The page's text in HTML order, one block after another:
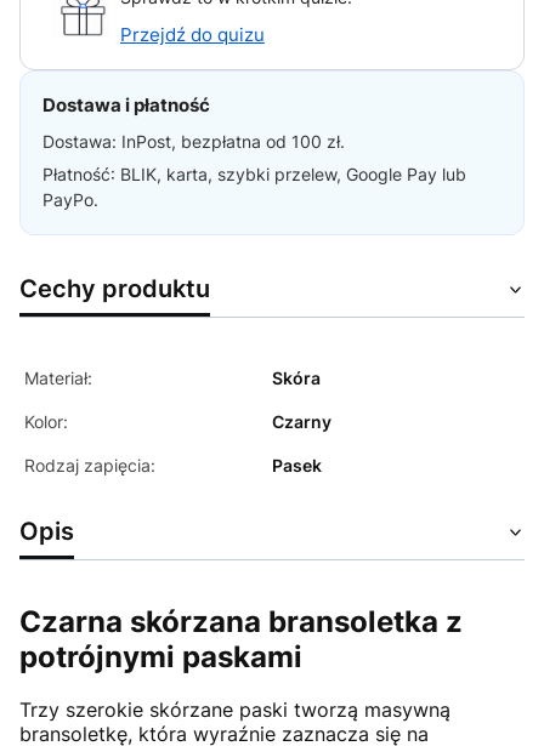
Przejdź do quizu
Dostawa i płatność
Dostawa: InPost, bezpłatna od 100 zł.
Płatność: BLIK, karta, szybki przelew, Google Pay lub
PayPo.
Cechy produktu
Materiał: Skóra
Kolor: Czarny
Rodzaj zapięcia: Pasek
Opis
Czarna skórzana bransoletka z
potrójnymi paskami
Trzy szerokie skórzane paski tworzą masywną
bransoletkę, która wyraźnie zaznacza się na